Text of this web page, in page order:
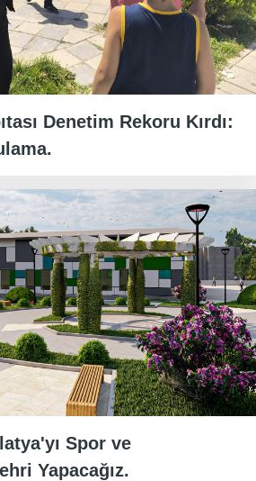
Denetim Rekoru Kırdı:
Spor ve
Yapacağız.